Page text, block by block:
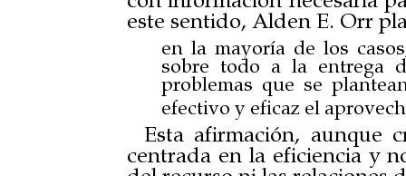
este sentido, Alden E. Orr
en la mayoría de los
sobre todo a la entrega
problemas que se
efectivo y eficaz el
Esta afirmación, aunque
centrada en la eficiencia y